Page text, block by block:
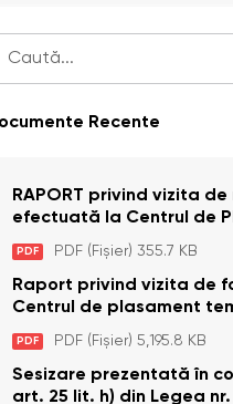
Recente
RAPORT privind vizita
efectuată la Centrul de
Temporar pentru
Dizabilități (Adulte) din s.
Edineț, din data de 25
PDF PDF (Fișier) 355.7 KB
Raport privind vizita de
Centrul de plasament
persoanele cu dizabilități
Bădiceni, Soroca (11 iunie
PDF PDF (Fișier) 5,195.8 KB
Sesizare prezentată în
art. 25 lit. h) din Legea nr.